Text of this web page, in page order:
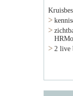
2 live